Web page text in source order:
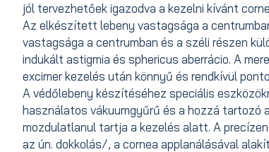
jól tervezhetőek igazodva a kezelni kívánt
Az elkészített lebeny vastagsága a
vastagsága a centrumban és a széli részen
indukált astigmia és sphericus aberrácio. A
excimer kezelés után könnyű és rendkívül
A védőlebeny készítéséhez speciális
használatos vákuumgyűrű és a hozzá tartozó
mozdulatlanul tartja a kezelés alatt. A
az ún. dokkolás/, a cornea applanálásával